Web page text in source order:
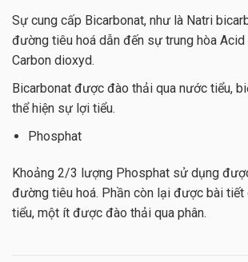
Sự cung cấp Bicarbonat, như là Natri
đường tiêu hoá dẫn đến sự trung hòa
Carbon dioxyd.
Bicarbonat được đào thải qua nước tiểu,
thể hiện sự lợi tiểu.
Phosphat
Khoảng 2/3 lượng Phosphat sử dụng
đường tiêu hoá. Phần còn lại được bài tiết
tiểu, một ít được đào thải qua phân.